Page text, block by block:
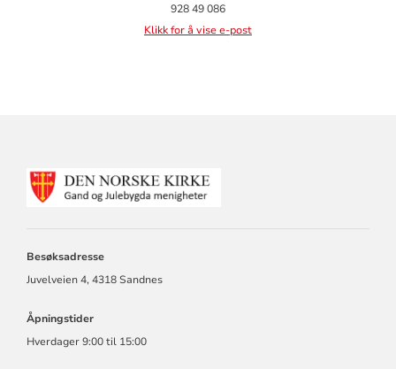
928 49 086
Klikk for å vise e-post
Besøksadresse
Juvelveien 4, 4318 Sandnes
Åpningstider
Hverdager 9:00 til 15:00